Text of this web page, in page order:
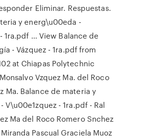
Eliminar. Respuestas.
y energ\u00eda -
1ra.pdf ... View Balance de
- Vázquez - 1ra.pdf from
at Chiapas Polytechnic
Vzquez Ma. del Roco
Ma. Balance de materia y
- 1ra.pdf - Ral
Ma del Roco Romero Snchez
Pascual Graciela Muoz